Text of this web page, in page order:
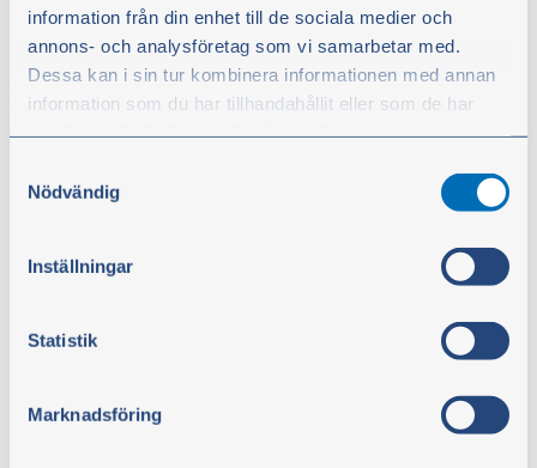
information från din enhet till de sociala medier och
annons- och analysföretag som vi samarbetar med.
Dessa kan i sin tur kombinera informationen med annan
information som du har tillhandahållit eller som de har
Du kan när som helst ändra ditt val. För att återkalla ditt
samtycke klickar du på ”Cookie-ikonen” längst ned till
Nödvändig
Inställningar
Statistik
Marknadsföring
Plastmått
Plastmått med lock och flexibel böjbar pip.
andra kemikalie och petroleumprodukter.
62,00 kr